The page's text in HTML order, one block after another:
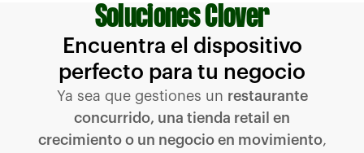
Soluciones Clover
Encuentra el dispositivo
perfecto para tu negocio
Ya sea que gestiones un restaurante
concurrido, una tienda retail en
crecimiento o un negocio en movimiento,